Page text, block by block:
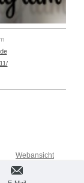
Webansicht